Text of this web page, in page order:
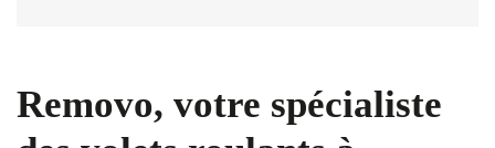
Removo, votre spécialiste